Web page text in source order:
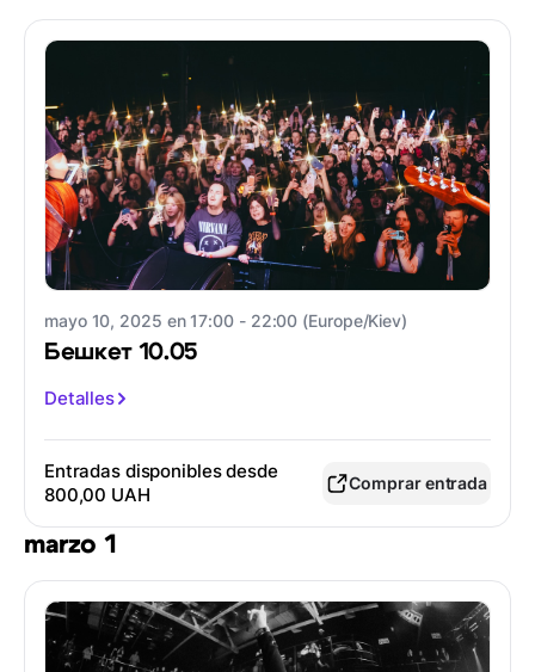
mayo 10, 2025 en 17:00 - 22:00 (Europe/Kiev)
Бешкет 10.05
Detalles
Entradas disponibles desde
800,00 UAH
Comprar entrada
marzo 1